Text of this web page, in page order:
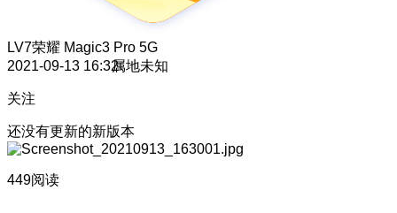
LV7荣耀 Magic3 Pro 5G
2021-09-13 16:32属地未知
关注
还没有更新的新版本
449阅读